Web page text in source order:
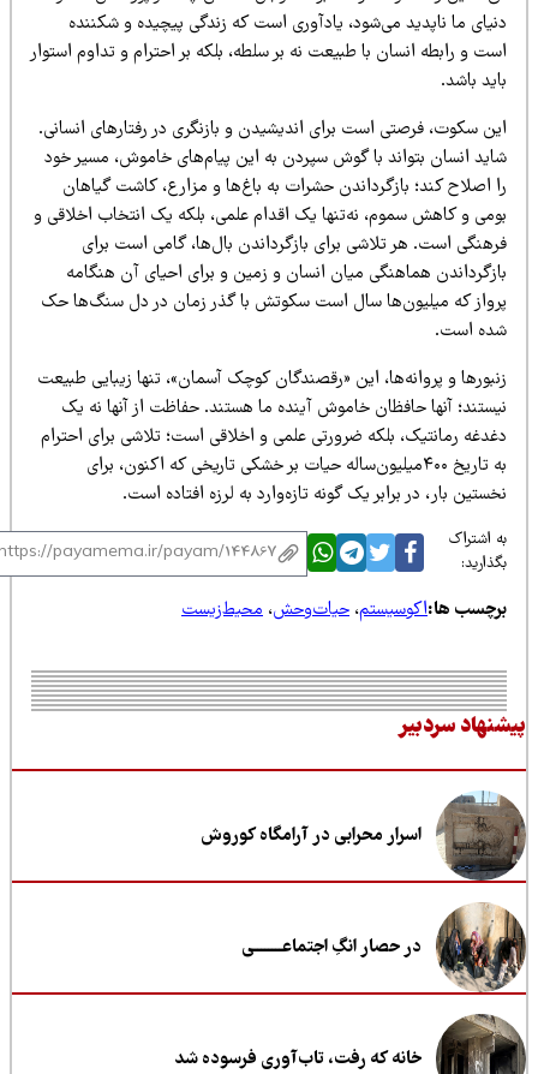
ما ناپدید می‌شود، یادآوری است که زندگی پیچیده و شکننده
و رابطه انسان با طبیعت نه بر سلطه، بلکه بر احترام و تداوم استوار
باشد.
سکوت، فرصتی است برای اندیشیدن و بازنگری در رفتارهای انسانی.
انسان بتواند با گوش سپردن به این پیام‌های خاموش، مسیر خود
اصلاح کند؛ بازگرداندن حشرات به باغ‌ها و مزارع، کاشت گیاهان
و کاهش سموم، نه‌تنها یک اقدام علمی، بلکه یک انتخاب اخلاقی و
است. هر تلاشی برای بازگرداندن بال‌ها، گامی است برای
هماهنگی میان انسان و زمین و برای احیای آن هنگامه
که میلیون‌ها سال است سکوتش با گذر زمان در دل سنگ‌ها حک
است.
و پروانه‌ها، این «رقصندگان کوچک آسمان»، تنها زیبایی طبیعت
آنها حافظان خاموش آینده ما هستند. حفاظت از آنها نه یک
رمانتیک، بلکه ضرورتی علمی و اخلاقی است؛ تلاشی برای احترام
به تاریخ ۴۰۰میلیون‌ساله حیات بر خشکی تاریخی که اکنون، برای
بار، در برابر یک گونه تازه‌وارد به لرزه افتاده است.
اشتراک
ها:اکوسیستم،حیات‌وحش،محیط‌زیست
سردبیر
اسرار محرابی در آرامگاه کوروش
در حصار انگِ اجتماعــــــــی
خانه که رفت، تاب‌آوری فرسوده شد